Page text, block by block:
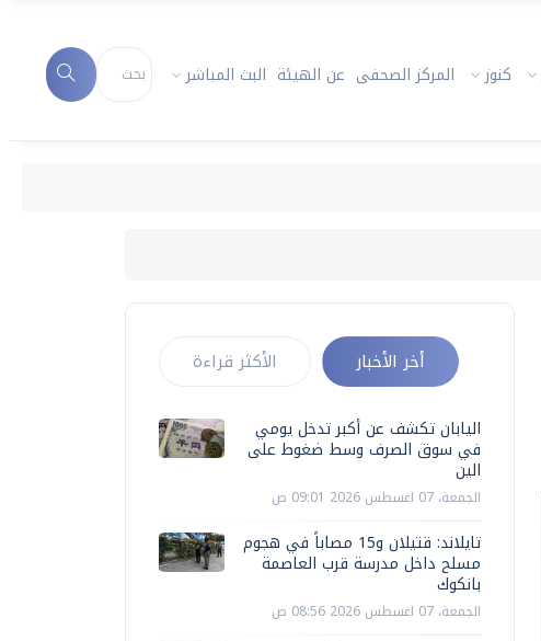
كنوز المركز الصحفى عن الهيئة البث المباشر
أخر الأخبار الأكثر قراءة
اليابان تكشف عن أكبر تدخل يومي
في سوق الصرف وسط ضغوط على
الين
الجمعة، 07 اغسطس 2026 09:01 ص
تايلاند: قتيلان و15 مصاباً في هجوم
مسلح داخل مدرسة قرب العاصمة
بانكوك
الجمعة، 07 اغسطس 2026 08:56 ص